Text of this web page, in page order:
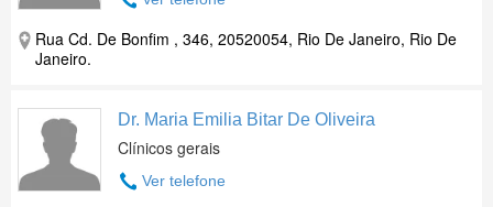
Rua Cd. De Bonfim , 346, 20520054, Rio De Janeiro, Rio De
Janeiro.
Dr. Maria Emilia Bitar De Oliveira
Clínicos gerais
Ver telefone